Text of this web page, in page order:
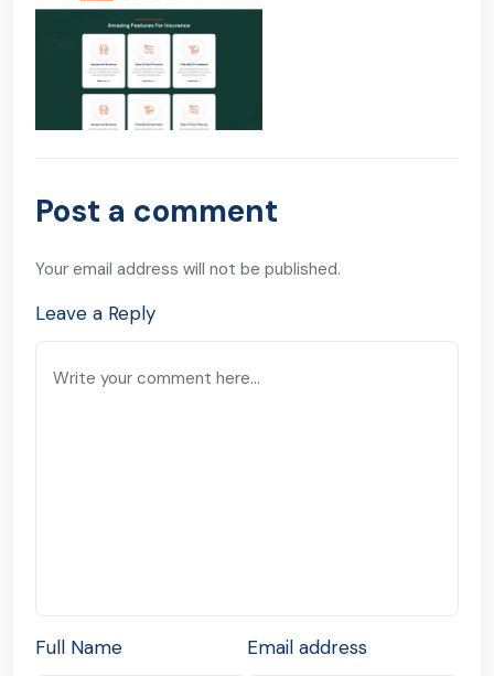
Post a comment
Your email address will not be published.
Leave a Reply
Full Name Email address